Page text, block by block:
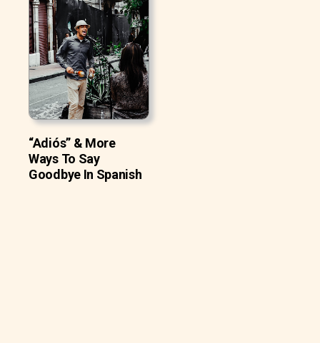
“Adiós” & More
Ways To Say
Goodbye In Spanish